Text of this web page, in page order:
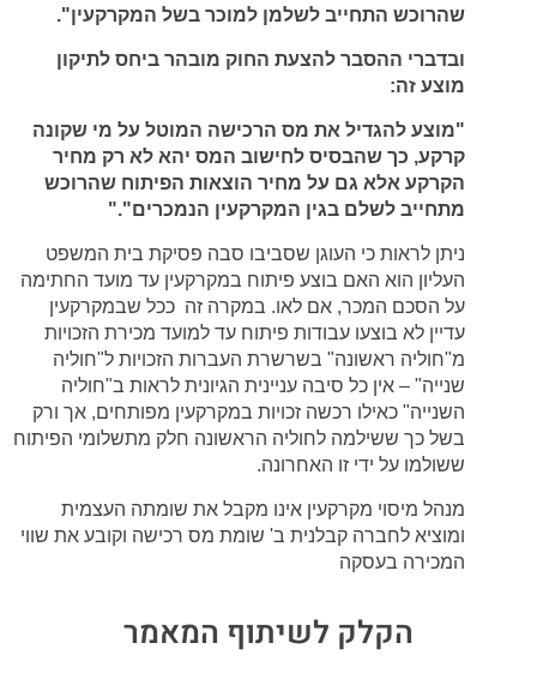
שהרוכש התחייב לשלמן למוכר בשל המקרקעין".
ובדברי ההסבר להצעת החוק מובהר ביחס לתיקון
מוצע זה:
"מוצע להגדיל את מס הרכישה המוטל על מי שקונה
קרקע, כך שהבסיס לחישוב המס יהא לא רק מחיר
הקרקע אלא גם על מחיר הוצאות הפיתוח שהרוכש
מתחייב לשלם בגין המקרקעין הנמכרים"."
ניתן לראות כי העוגן שסביבו סבה פסיקת בית המשפט
העליון הוא האם בוצע פיתוח במקרקעין עד מועד החתימה
על הסכם המכר, אם לאו. במקרה זה ככל שבמקרקעין
עדיין לא בוצעו עבודות פיתוח עד למועד מכירת הזכויות
מ"חוליה ראשונה" בשרשרת העברות הזכויות ל"חוליה
שנייה" – אין כל סיבה עניינית הגיונית לראות ב"חוליה
השנייה" כאילו רכשה זכויות במקרקעין מפותחים, אך ורק
בשל כך ששילמה לחוליה הראשונה חלק מתשלומי הפיתוח
ששולמו על ידי זו האחרונה.
מנהל מיסוי מקרקעין אינו מקבל את שומתה העצמית
ומוציא לחברה קבלנית ב' שומת מס רכישה וקובע את שווי
המכירה בעסקה
הקלק לשיתוף המאמר